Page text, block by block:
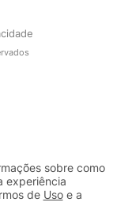
sobre como
experiência
de Usoe a